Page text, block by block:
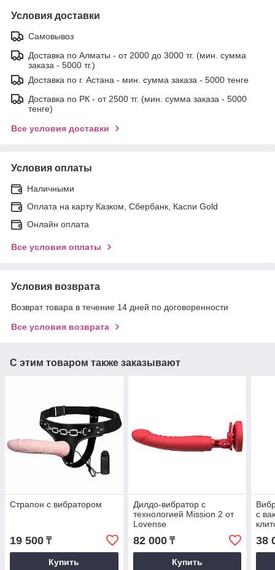
Условия доставки
Самовывоз
Доставка по Алматы - от 2000 до 3000 тг. (мин. сумма
заказа - 5000 тг.)
Доставка по г. Астана - мин. сумма заказа - 5000 тенге
Доставка по РК - от 2500 тг. (мин. сумма заказа - 5000
тенге)
Все условия доставки
Условия оплаты
Наличными
Оплата на карту Казком, Сбербанк, Каспи Gold
Онлайн оплата
Все условия оплаты
Условия возврата
Возврат товара в течение 14 дней по договоренности
Все условия возврата
С этим товаром также заказывают
Страпон с вибратором
19 500 ₸
Купить
Дилдо-вибратор с
технологией Mission 2 от
Lovense
82 000₸
Купить
с
38